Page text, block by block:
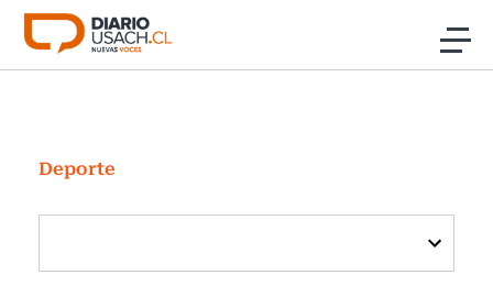
Click acá para ir directamente al contenido
Investigación
Cultura
Programas Radio y TV Usach
Deporte